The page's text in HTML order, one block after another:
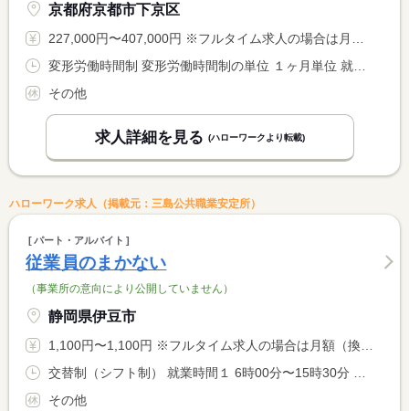
京都府京都市下京区
227,000円〜407,000円 ※フルタイム求人の場合は月額（換算額）、パート求人の場合は時間額を表示しています。
その他
求人詳細を見る (ハローワークより転載)
ハローワーク求人（掲載元：三島公共職業安定所）
パート・アルバイト
従業員のまかない
（事業所の意向により公開していません）
静岡県伊豆市
1,100円〜1,100円 ※フルタイム求人の場合は月額（換算額）、パート求人の場合は時間額を表示しています。
その他